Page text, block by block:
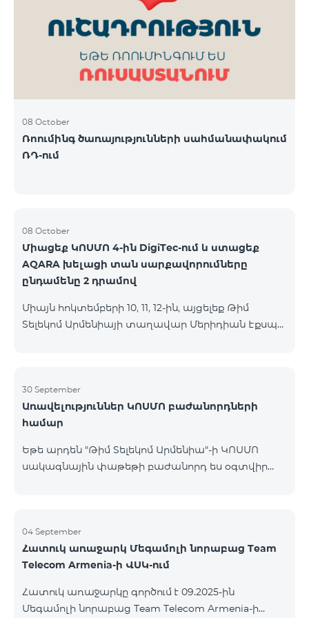
ԿՈՍՄՈ 3 TV փաթեթը․ Ինտերնետ. Մինչև 50 Մբիթ/
վ արագություն։ TV. Մինչև 80 TV ալիք՝ TeamTv
Smart հավելվածով Ֆիքսված հեռախոսակապ.
180 րոպե դեպի Team ֆիքսված ցանց։ Սույն
սակագնային փաթեթում ներառվա
08 October
Ռոումինգ ծառայությունների սահմանափակում
ՌԴ-ում
08 October
Միացեք ԿՈՍՄՈ 4-ին DigiTec-ում և ստացեք
AQARA խելացի տան սարքավորումները
ընդամենը 2 դրամով
Միայն հոկտեմբերի 10, 11, 12-ին, այցելեք Թիմ
Տելեկոմ Արմենիայի տաղավար Մերիդիան Էքսպո
բաժանորդագրությամբ և ստացեք
հնարավորություն ձեռք բերել AQARA Խելացի Տան
համակարգերը ընդամենը 2 դրամով․ AQARA
Ղեկավարման Սարք M100 (Hub M100) Միանալու
համար պարզապես պետք է անձնագրով
30 September
Առավելություններ ԿՈՍՄՈ բաժանորդների
համար
Եթե արդեն "Թիմ Տելեկոմ Արմենիա"-ի ԿՈՍՄՈ
սակագնային փաթեթի բաժանորդ ես օգտվիր
մեկ հպումով ու անսպառ ինտերնետով Smart
Place-ի Aqara սարքավորումներով։ ԿՈՍՄՈ
ծառայությունների փաթեթների գործող բոլոր
բերելու Aqara ապրանքանիշի խելացի
սարքավորումները հատուկ պայմաններով։
04 September
Հատուկ առաջարկ Մեգամոլի նորաբաց Team
Telecom Armenia-ի ՎՍԿ-ում
Հատուկ առաջարկը գործում է 09.2025-ին
Մեգամոլի նորաբաց Team Telecom Armenia-ի